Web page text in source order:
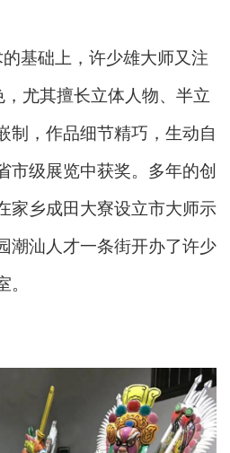
基础上，许少雄大师又注
，尤其擅长立体人物、半立
制，作品细节精巧，生动自
市级展览中获奖。多年的创
家乡成田大寮设立市大师示
潮汕人才一条街开办了许少